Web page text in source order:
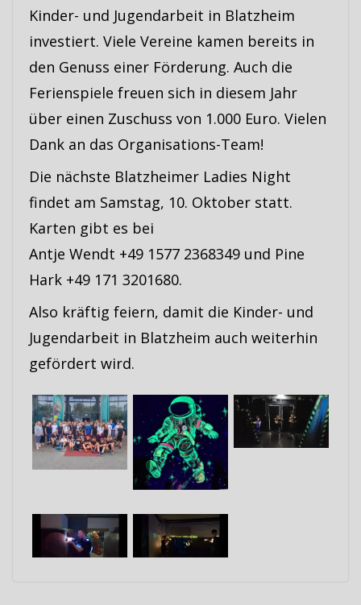
Kinder- und Jugendarbeit in Blatzheim
investiert. Viele Vereine kamen bereits in
den Genuss einer Förderung. Auch die
Ferienspiele freuen sich in diesem Jahr
über einen Zuschuss von 1.000 Euro. Vielen
Dank an das Organisations-Team!
Die nächste Blatzheimer Ladies Night
findet am Samstag, 10. Oktober statt.
Karten gibt es bei
Antje Wendt +49 1577 2368349 und Pine
Hark +49 171 3201680.
Also kräftig feiern, damit die Kinder- und
Jugendarbeit in Blatzheim auch weiterhin
gefördert wird.